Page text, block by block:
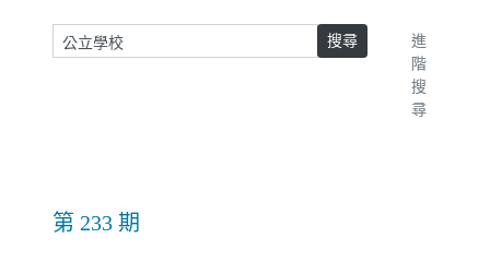
請輸入關鍵字 搜尋
進
階
搜
尋
第 233 期